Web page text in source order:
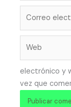
electrónico*
electrónico y
vez que